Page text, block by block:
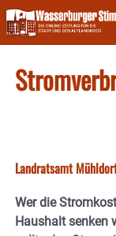
Skip
to
content
Landratsamt
Wer die
Haushalt senken